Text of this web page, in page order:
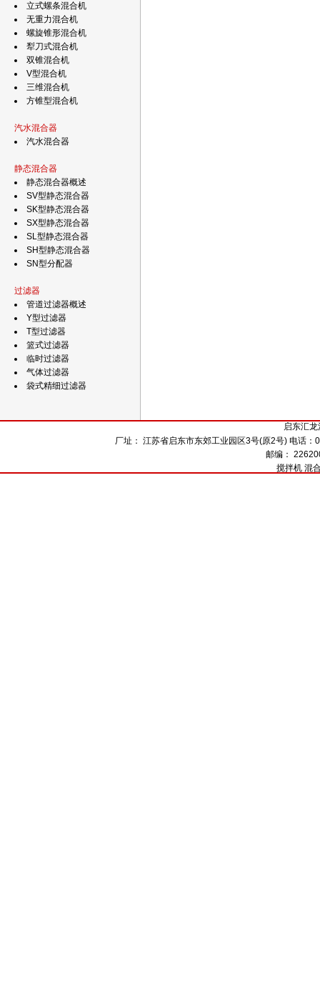
立式螺条混合机
无重力混合机
螺旋锥形混合机
犁刀式混合机
双锥混合机
V型混合机
三维混合机
方锥型混合机
汽水混合器
汽水混合器
静态混合器
静态混合器概述
SV型静态混合器
SK型静态混合器
SX型静态混合器
SL型静态混合器
SH型静态混合器
SN型分配器
过滤器
管道过滤器概述
Y型过滤器
T型过滤器
篮式过滤器
临时过滤器
气体过滤器
袋式精细过滤器
启东汇
厂址： 江苏省启东市东郊工业园区3号(原2号) 电
邮编：
搅拌机 混